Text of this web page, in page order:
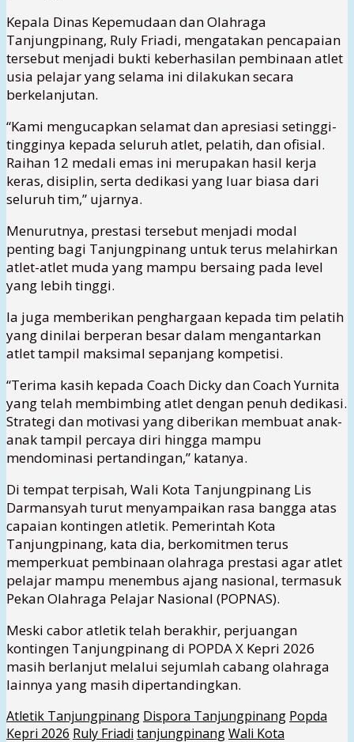
Kepala Dinas Kepemudaan dan Olahraga
Tanjungpinang, Ruly Friadi, mengatakan pencapaian
tersebut menjadi bukti keberhasilan pembinaan atlet
usia pelajar yang selama ini dilakukan secara
berkelanjutan.
“Kami mengucapkan selamat dan apresiasi setinggi-
tingginya kepada seluruh atlet, pelatih, dan ofisial.
Raihan 12 medali emas ini merupakan hasil kerja
keras, disiplin, serta dedikasi yang luar biasa dari
seluruh tim,” ujarnya.
Menurutnya, prestasi tersebut menjadi modal
penting bagi Tanjungpinang untuk terus melahirkan
atlet-atlet muda yang mampu bersaing pada level
yang lebih tinggi.
Ia juga memberikan penghargaan kepada tim pelatih
yang dinilai berperan besar dalam mengantarkan
atlet tampil maksimal sepanjang kompetisi.
“Terima kasih kepada Coach Dicky dan Coach Yurnita
yang telah membimbing atlet dengan penuh dedikasi.
Strategi dan motivasi yang diberikan membuat anak-
anak tampil percaya diri hingga mampu
mendominasi pertandingan,” katanya.
Di tempat terpisah, Wali Kota Tanjungpinang Lis
Darmansyah turut menyampaikan rasa bangga atas
capaian kontingen atletik. Pemerintah Kota
Tanjungpinang, kata dia, berkomitmen terus
memperkuat pembinaan olahraga prestasi agar atlet
pelajar mampu menembus ajang nasional, termasuk
Pekan Olahraga Pelajar Nasional (POPNAS).
Meski cabor atletik telah berakhir, perjuangan
kontingen Tanjungpinang di POPDA X Kepri 2026
masih berlanjut melalui sejumlah cabang olahraga
lainnya yang masih dipertandingkan.
Atletik Tanjungpinang Dispora Tanjungpinang Popda
Kepri 2026 Ruly Friadi tanjungpinangWali Kota